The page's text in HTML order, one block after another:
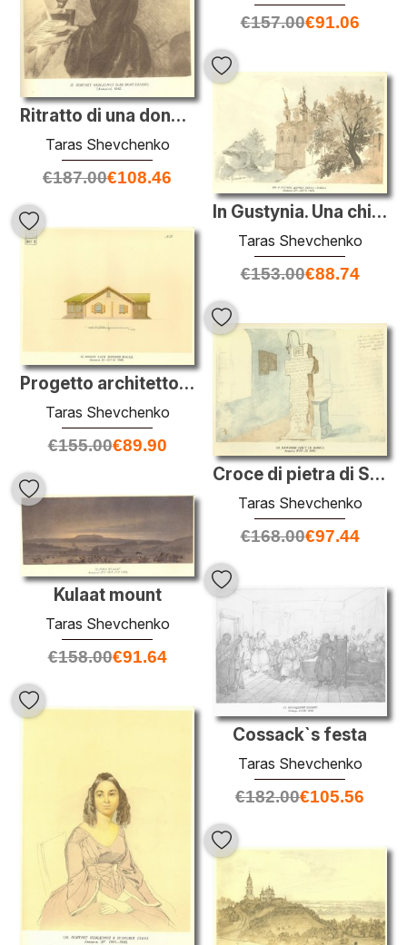
€157.00€91.06
Ritratto di una donna sconosciuta nei pressi di pianoforte
Taras Shevchenko
€187.00€108.46
In Gustynia. Una chiesa dei SS. Pietro e Paolo.
Taras Shevchenko
€153.00€88.74
Progetto architettonico di una casa privata. Facciata laterale.
Taras Shevchenko
€155.00€89.90
Croce di pietra di San Boris
Taras Shevchenko
€168.00€97.44
Kulaat mount
Taras Shevchenko
€158.00€91.64
Cossack`s festa
Taras Shevchenko
€182.00€105.56